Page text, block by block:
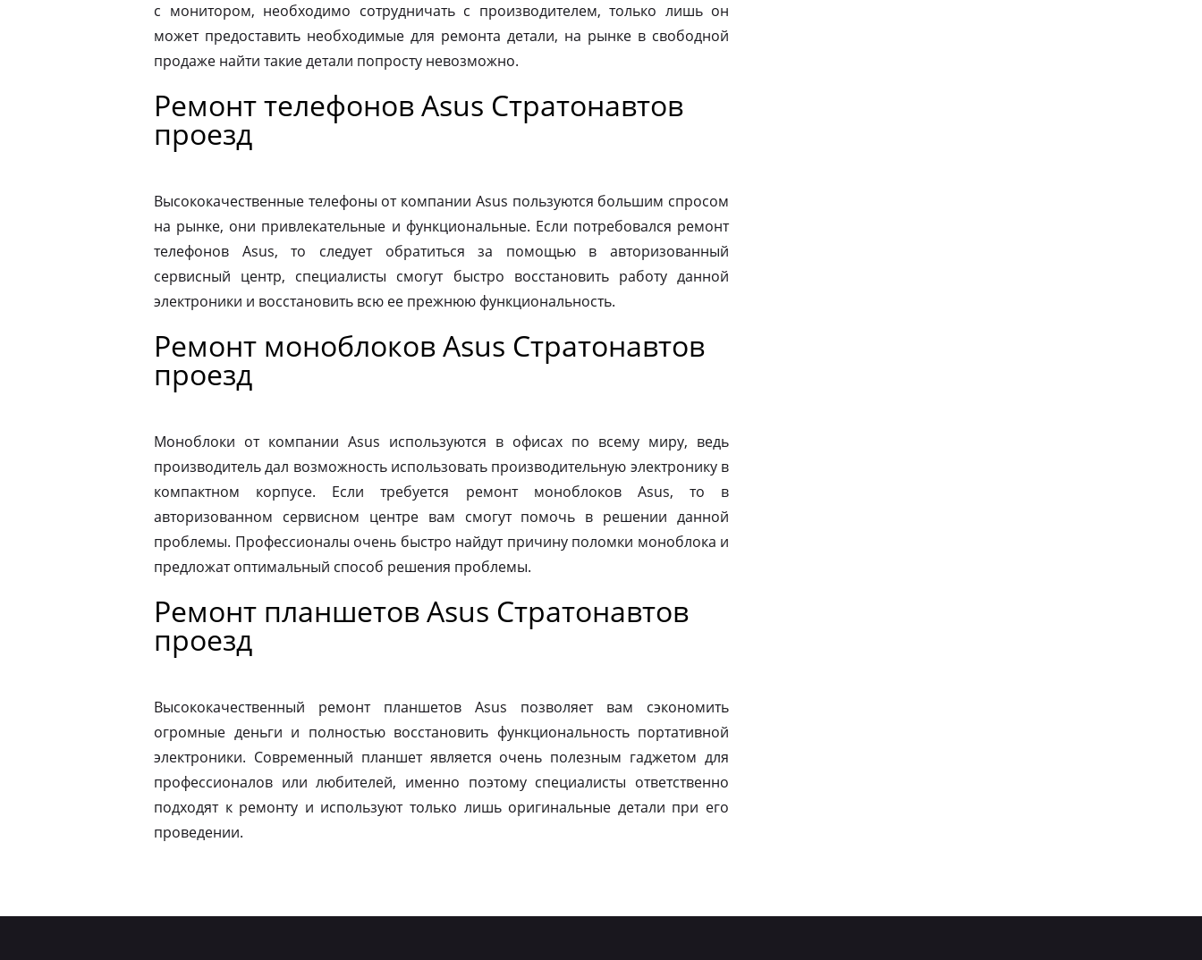
с монитором, необходимо сотрудничать с производителем, только лишь он
может предоставить необходимые для ремонта детали, на рынке в свободной
продаже найти такие детали попросту невозможно.
Ремонт телефонов Asus Стратонавтов
проезд
Высококачественные телефоны от компании Asus пользуются большим спросом
на рынке, они привлекательные и функциональные. Если потребовался ремонт
телефонов Asus, то следует обратиться за помощью в авторизованный
сервисный центр, специалисты смогут быстро восстановить работу данной
электроники и восстановить всю ее прежнюю функциональность.
Ремонт моноблоков Asus Стратонавтов
проезд
Моноблоки от компании Asus используются в офисах по всему миру, ведь
производитель дал возможность использовать производительную электронику в
компактном корпусе. Если требуется ремонт моноблоков Asus, то в
авторизованном сервисном центре вам смогут помочь в решении данной
проблемы. Профессионалы очень быстро найдут причину поломки моноблока и
предложат оптимальный способ решения проблемы.
Ремонт планшетов Asus Стратонавтов
проезд
Высококачественный ремонт планшетов Asus позволяет вам сэкономить
огромные деньги и полностью восстановить функциональность портативной
электроники. Современный планшет является очень полезным гаджетом для
профессионалов или любителей, именно поэтому специалисты ответственно
подходят к ремонту и используют только лишь оригинальные детали при его
проведении.